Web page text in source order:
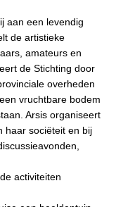
aan een levendig
de artistieke
amateurs en
de Stichting door
overheden
vruchtbare bodem
Arsis organiseert
haar sociëteit en bij
activiteiten